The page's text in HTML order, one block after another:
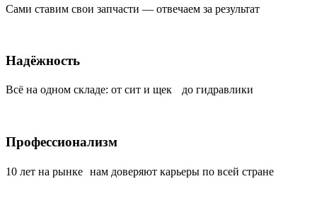
Сами ставим свои запчасти — отвечаем за результат
Надёжность
Всё на одном складе: от сит и щек до гидравлики
Профессионализм
10 лет на рынке нам доверяют карьеры по всей стране